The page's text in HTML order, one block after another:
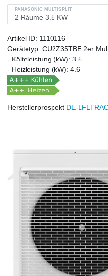
PANASONIC MULTISPLIT
Artikel ID: 1110116
Gerätetyp: CU­2Z35TBE 2er
- Kälteleistung (kW): 3.5
- Heizleistung (kW): 4.6
Herstellerprospekt DE-